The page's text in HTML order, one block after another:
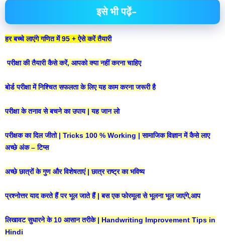
इसे भी पढ़ें–
हर बच्चे लाएंगे गणित में 95 + ऐसे करें तैयारी
परीक्षा की तैयारी कैसे करें, आपको क्या नहीं करना चाहिए
बोर्ड परीक्षा में निश्चित सफलता के लिए यह काम करना जरूरी है
परीक्षा के तनाव से बचने का उपाय | यह जान लो
परीक्षक का दिल जीतो | Tricks 100 % Working | सामाजिक विज्ञान में कैसे लाए
अच्छे अंक – टिप्स
अच्छे छात्रों के गुण और विशेषताएं | छात्र राष्ट्र का भविष्य
प्रश्नोत्तर याद करते हैं पर भूल जाते हैं | बस एक फोरमूला से भूलना भूल जाएंगे,आप
लिखावट सुधारने के 10 आसान तरीके | Handwriting Improvement Tips in
Hindi